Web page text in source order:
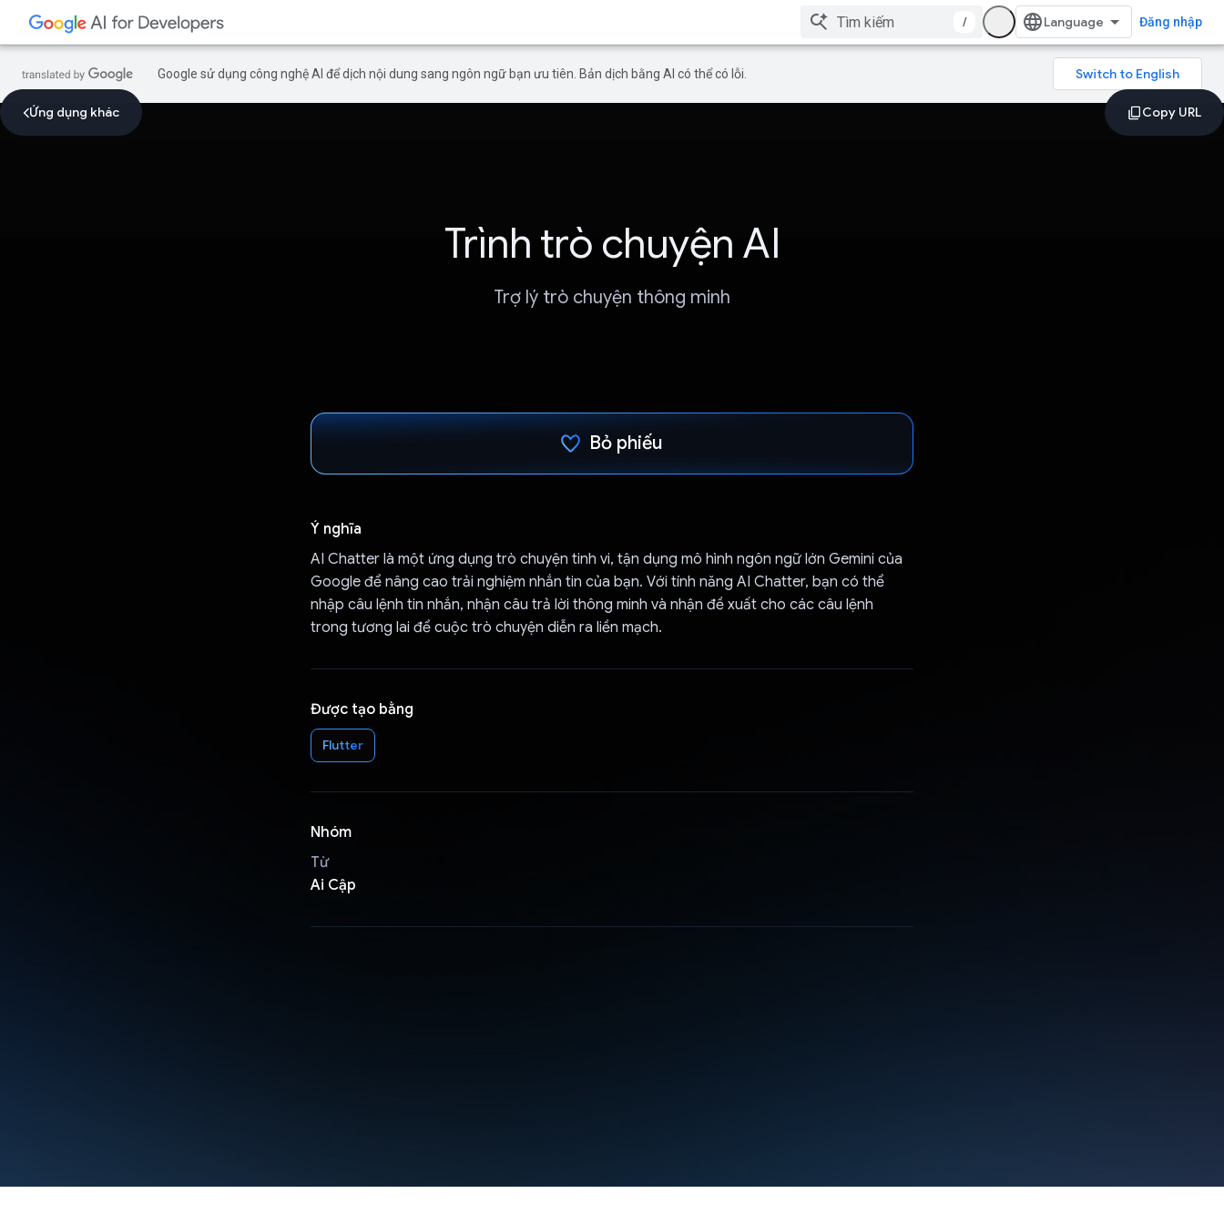
/ Đăng nhập
Google sử dụng công nghệ AI để dịch nội dung sang ngôn ngữ bạn ưu tiên. Bản dịch bằng AI có thể có lỗi.
Ứng dụng khác
Trình trò chuyện AI
Trợ lý trò chuyện thông minh
Bỏ phiếu
Ý nghĩa
AI Chatter là một ứng dụng trò chuyện tinh vi, tận dụng mô hình ngôn ngữ lớn Gemini của
Google để nâng cao trải nghiệm nhắn tin của bạn. Với tính năng AI Chatter, bạn có thể
nhập câu lệnh tin nhắn, nhận câu trả lời thông minh và nhận đề xuất cho các câu lệnh
trong tương lai để cuộc trò chuyện diễn ra liền mạch.
Được tạo bằng
Flutter
Nhóm
Từ
Ai Cập